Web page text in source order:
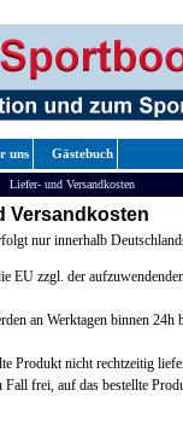
uns Gästebuch
» Liefer- und Versandkosten
Versandkosten
nur innerhalb
EU zzgl. der
an Werktagen binnen
Produkt nicht rechtzeitig
Fall frei, auf das bestellte